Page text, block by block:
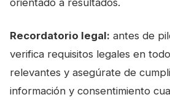
Recordatorio legal: antes de
verifica requisitos legales en
relevantes y asegúrate de
información y consentimiento